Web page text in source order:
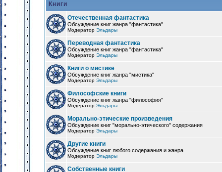
Книги
Отечественная фантастика
Обсуждение книг жанра "фантастика"
Модератор Эльдары
Переводная фантастика
Обсуждение книг жанра "фантастика"
Модератор Эльдары
Книги о мистике
Обсуждение книг жанра "мистика"
Модератор Эльдары
Философские книги
Обсуждение книг жанра "философия"
Модератор Эльдары
Морально-этические произведения
Обсуждение книг "морально-этического" содержания
Модератор Эльдары
Другие книги
Обсуждение книг любого содержания и жанра
Модератор Эльдары
Собственные книги